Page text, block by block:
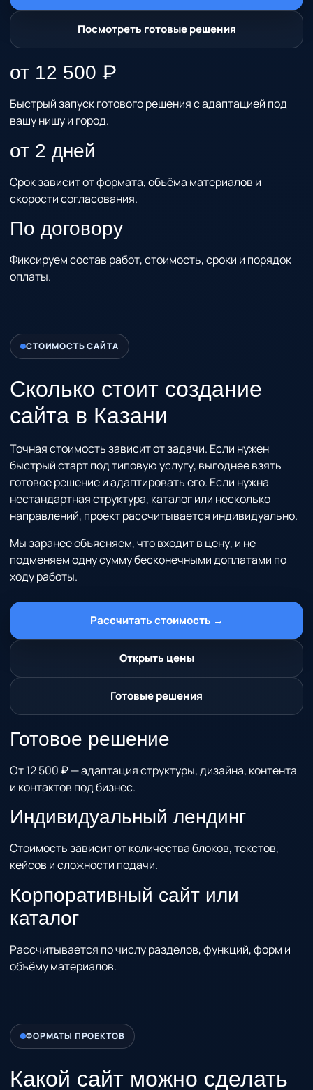
Посмотреть готовые решения
от 12 500 ₽
Быстрый запуск готового решения с адаптацией под
вашу нишу и город.
от 2 дней
Срок зависит от формата, объёма материалов и
скорости согласования.
По договору
Фиксируем состав работ, стоимость, сроки и порядок
оплаты.
СТОИМОСТЬ САЙТА
Сколько стоит создание
сайта в Казани
Точная стоимость зависит от задачи. Если нужен
быстрый старт под типовую услугу, выгоднее взять
готовое решение и адаптировать его. Если нужна
нестандартная структура, каталог или несколько
направлений, проект рассчитывается индивидуально.
Мы заранее объясняем, что входит в цену, и не
подменяем одну сумму бесконечными доплатами по
ходу работы.
Рассчитать стоимость →
Открыть цены
Готовые решения
Готовое решение
От 12 500 ₽ — адаптация структуры, дизайна, контента
и контактов под бизнес.
Индивидуальный лендинг
Стоимость зависит от количества блоков, текстов,
кейсов и сложности подачи.
Корпоративный сайт или
каталог
Рассчитывается по числу разделов, функций, форм и
объёму материалов.
ФОРМАТЫ ПРОЕКТОВ
Какой сайт можно сделать